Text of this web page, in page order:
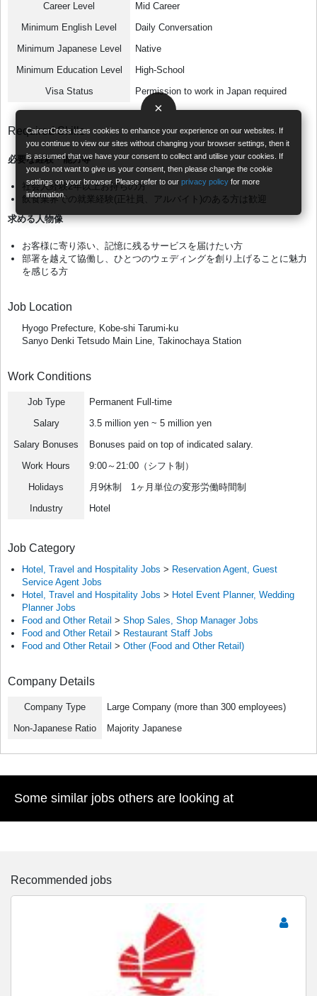
×
CareerCross uses cookies to enhance your experience on our websites. If
you continue to view our sites without changing your browser settings, then it
is assumed that we have your consent to collect and utilise your cookies. If
you do not want to give us your consent, then please change the cookie
settings on your browser. Please refer to ourprivacy policy for more
information.
Career Level
Mid Career
Minimum English Level
Daily Conversation
Minimum Japanese Level
Native
Minimum Education Level
High-School
Visa Status
Permission to work in Japan required
Required Skills
必要な経験・能力等
社会人経験2年以上お持ちの方
飲食業界での就業経験(正社員、アルバイト)のある方は歓迎
求める人物像
お客様に寄り添い、記憶に残るサービスを届けたい方
部署を越えて協働し、ひとつのウェディングを創り上げることに魅力
を感じる方
Job Location
Hyogo Prefecture, Kobe-shi Tarumi-ku
Sanyo Denki Tetsudo Main Line, Takinochaya Station
Work Conditions
Job Type
Permanent Full-time
Salary
3.5 million yen ~ 5 million yen
Salary Bonuses
Bonuses paid on top of indicated salary.
Work Hours
9:00～21:00（シフト制）
Holidays
月9休制 1ヶ月単位の変形労働時間制
Industry
Hotel
Job Category
Hotel, Travel and Hospitality Jobs > Reservation Agent, Guest
Service Agent Jobs
Hotel, Travel and Hospitality Jobs > Hotel Event Planner, Wedding
Planner Jobs
Food and Other Retail > Shop Sales, Shop Manager Jobs
Food and Other Retail > Restaurant Staff Jobs
Food and Other Retail > Other (Food and Other Retail)
Company Details
Company Type
Large Company (more than 300 employees)
Non-Japanese Ratio
Majority Japanese
Some similar jobs others are looking at
Recommended jobs